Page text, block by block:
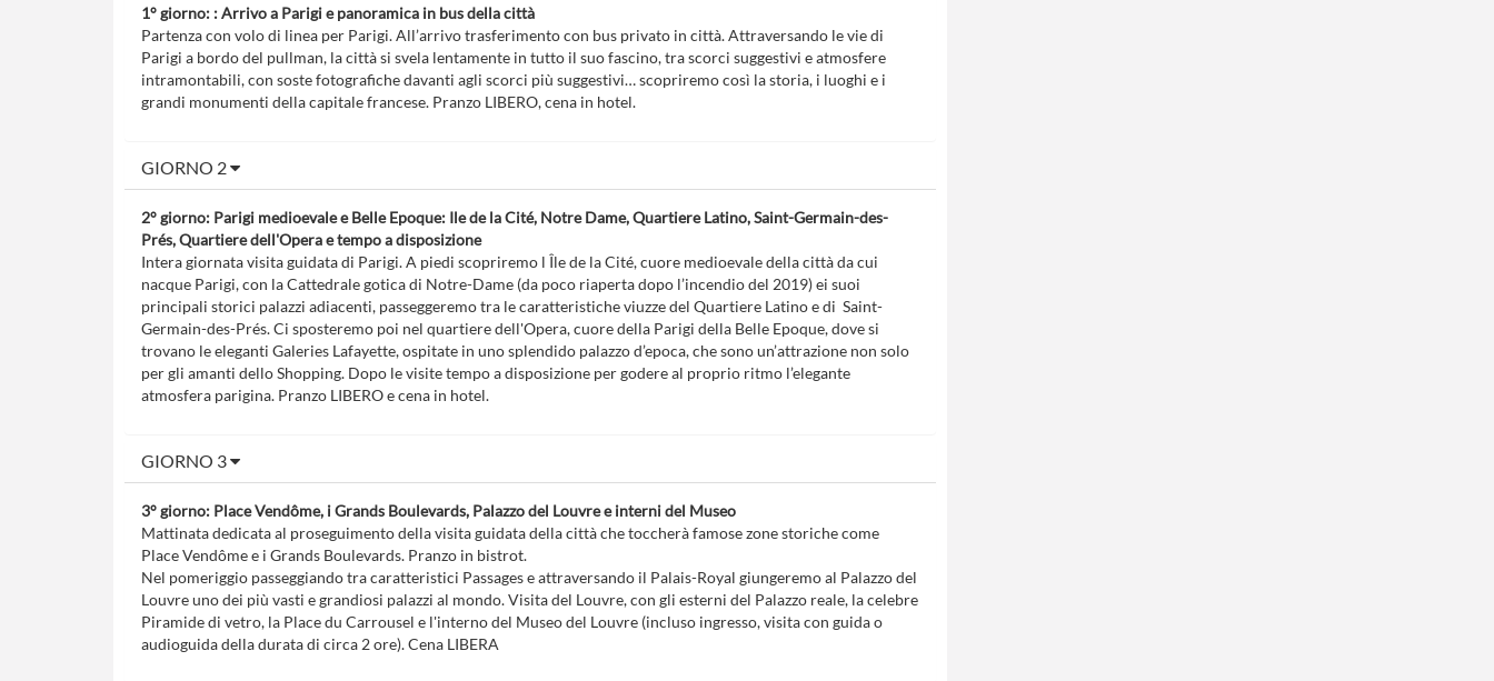
1° giorno: : Arrivo a Parigi e panoramica in bus della città
Partenza con volo di linea per Parigi. All’arrivo trasferimento con bus privato in città. Attraversando le vie di
Parigi a bordo del pullman, la città si svela lentamente in tutto il suo fascino, tra scorci suggestivi e atmosfere
intramontabili, con soste fotografiche davanti agli scorci più suggestivi… scopriremo così la storia, i luoghi e i
grandi monumenti della capitale francese. Pranzo LIBERO, cena in hotel.
GIORNO 2
2° giorno: Parigi medioevale e Belle Epoque: Ile de la Cité, Notre Dame, Quartiere Latino, Saint-Germain-des-
Prés, Quartiere dell'Opera e tempo a disposizione
Intera giornata visita guidata di Parigi. A piedi scopriremo l Île de la Cité, cuore medioevale della città da cui
nacque Parigi, con la Cattedrale gotica di Notre-Dame (da poco riaperta dopo l’incendio del 2019) ei suoi
principali storici palazzi adiacenti, passeggeremo tra le caratteristiche viuzze del Quartiere Latino e di Saint-
Germain-des-Prés. Ci sposteremo poi nel quartiere dell'Opera, cuore della Parigi della Belle Epoque, dove si
trovano le eleganti Galeries Lafayette, ospitate in uno splendido palazzo d’epoca, che sono un’attrazione non solo
per gli amanti dello Shopping. Dopo le visite tempo a disposizione per godere al proprio ritmo l’elegante
atmosfera parigina. Pranzo LIBERO e cena in hotel.
GIORNO 3
3° giorno: Place Vendôme, i Grands Boulevards, Palazzo del Louvre e interni del Museo
Mattinata dedicata al proseguimento della visita guidata della città che toccherà famose zone storiche come
Place Vendôme e i Grands Boulevards. Pranzo in bistrot.
Nel pomeriggio passeggiando tra caratteristici Passages e attraversando il Palais-Royal giungeremo al Palazzo del
Louvre uno dei più vasti e grandiosi palazzi al mondo. Visita del Louvre, con gli esterni del Palazzo reale, la celebre
Piramide di vetro, la Place du Carrousel e l'interno del Museo del Louvre (incluso ingresso, visita con guida o
audioguida della durata di circa 2 ore). Cena LIBERA